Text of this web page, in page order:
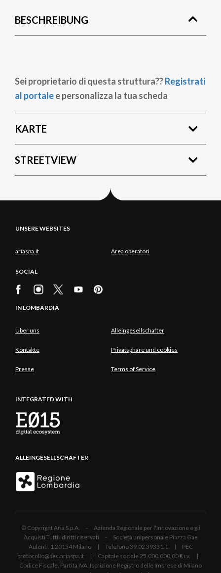
BESCHREIBUNG
Sei proprietario di questa struttura??Registrati
al portalee personalizza la tua scheda
KARTE
STREETVIEW
UNSERE WEBSITES
ariaspa.it Area operatori
SOCIAL
IN LOMBARDIA
Über uns Alleingesellschafter
Kontakte Privatsphäre und cookies
Presse Terms of Service
INTEGRATED WITH
ALLEINGESELLSCHAFTER
© Copyright Aria S.p.A. - Azienda Regionale per l'Innovazione e gli
Acquisti Tutti i diritti riservati - Società unipersonale Piazza Gae
Aulenti, 1 20154 Milano | Telefono 39.02 39331.1 | PEC
protocollo@pec.ariaspa.it | Capitale sociale 25.000.000,00 € i.v. |
Codice Fiscale, Partita IVA, Iscrizione Registro delle Imprese di Milano